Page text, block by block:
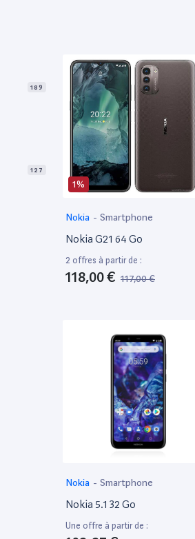
189
127
1%
Nokia - Smartphone
Nokia G21 64 Go
2 offres à partir de :
118,00 € 117,00 €
Nokia - Smartphone
Nokia 5.1 32 Go
Une offre à partir de :